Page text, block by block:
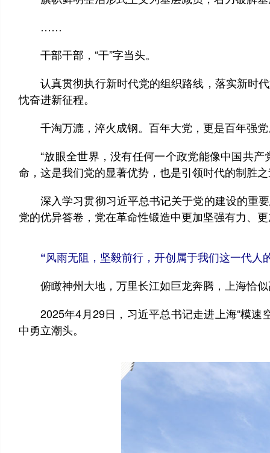
……
干部干部，“干”字当头。
认真贯彻执行新时代党的组织路线，落实新时代
忱奋进新征程。
千淘万漉，淬火成钢。百年大党，更是百年强
“放眼全世界，没有任何一个政党能像中国共产
命，这是我们党的显著优势，也是引领时代的制胜之
深入学习贯彻习近平总书记关于党的建设的重要
党的优异答卷，党在革命性锻造中更加坚强有力、
“风雨无阻，坚毅前行，开创属于我们这一代人
俯瞰神州大地，万里长江如巨龙奔腾，上海恰似
2025年4月29日，习近平总书记走进上海“模速
中勇立潮头。